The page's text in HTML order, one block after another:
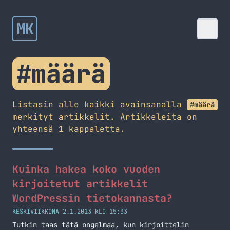
MK
#määrä
Listasin alle kaikki avainsanalla #määrä
merkityt artikkelit. Artikkeleita on
yhteensä 1 kappaletta.
Kuinka hakea koko vuoden
kirjoitetut artikkelit
WordPressin tietokannasta?
KESKIVIIKKONA 2.1.2013 KLO 15:33
Tutkin taas tätä ongelmaa, kun kirjoittelin